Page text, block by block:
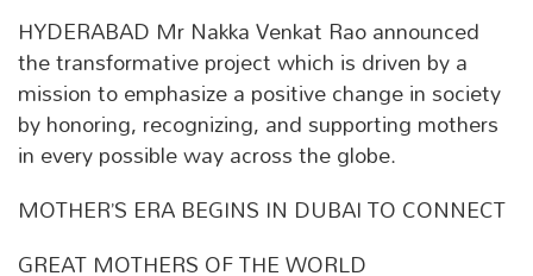
HYDERABAD Mr Nakka Venkat Rao announced
the transformative project which is driven by a
mission to emphasize a positive change in society
by honoring, recognizing, and supporting mothers
in every possible way across the globe.
MOTHER’S ERA BEGINS IN DUBAI TO CONNECT
GREAT MOTHERS OF THE WORLD